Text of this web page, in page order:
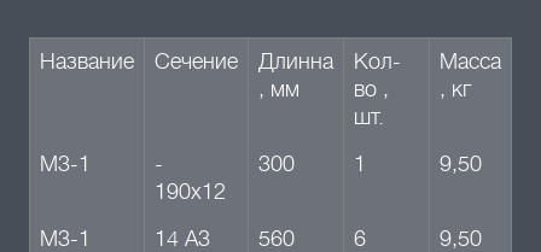
Название Сечение
Длинна
, мм
Кол-
во ,
шт.
Масса
, кг
М3-1
-
190х12
300 1 9,50
М3-1 14 А3 560 6
9,50